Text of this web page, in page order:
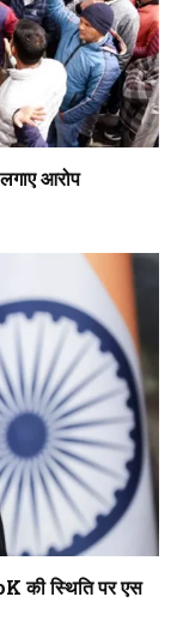
आरोप
की स्थिति पर एस